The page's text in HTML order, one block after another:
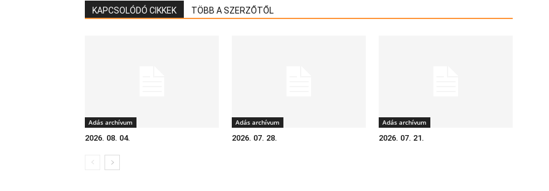
KAPCSOLÓDÓ CIKKEK TÖBB A SZERZŐTŐL
Adás archívum
2026. 08. 04.
Adás archívum
2026. 07. 28.
Adás archívum
2026. 07. 21.